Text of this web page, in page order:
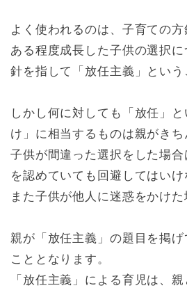
よく使われるのは、子育ての方
ある程度成長した子供の選択
針を指して「放任主義」という
しかし何に対しても「放任」
け」に相当するものは親がき
子供が間違った選択をした場
を認めていても回避してはいけ
また子供が他人に迷惑をかけ
親が「放任主義」の題目を掲
こととなります。
「放任主義」による育児は、